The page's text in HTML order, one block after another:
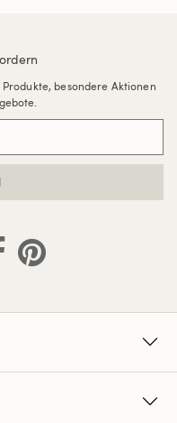
besondere Aktionen